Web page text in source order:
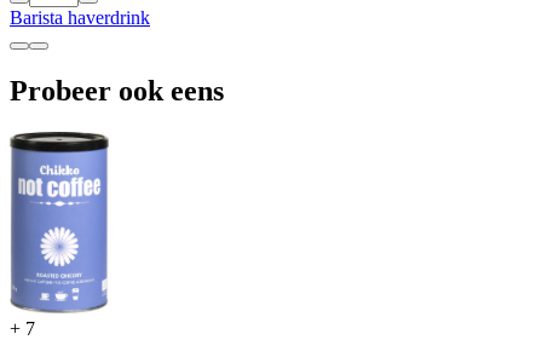
Barista haverdrink
Probeer ook eens
+ 7